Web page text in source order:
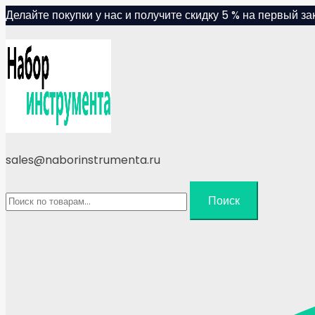
Skip
content
Делайте покупки у нас и получите скидку 5 % на первый
sales@naborinstrumenta.ru
Искать:
Поиск